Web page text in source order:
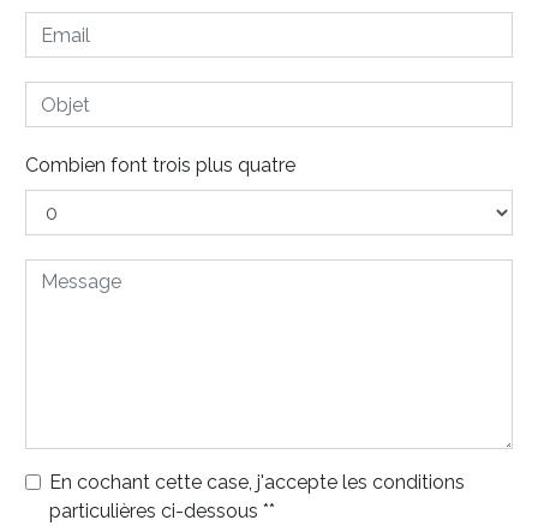
Combien font trois plus quatre
En cochant cette case, j'accepte les conditions
particulières ci-dessous **